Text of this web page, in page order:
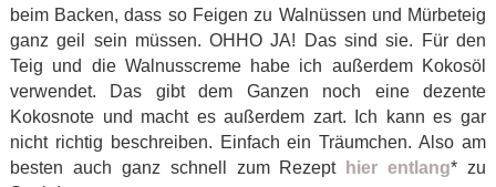
beim Backen, dass so Feigen zu Walnüssen und Mürbeteig
ganz geil sein müssen. OHHO JA! Das sind sie. Für den
Teig und die Walnusscreme habe ich außerdem Kokosöl
verwendet. Das gibt dem Ganzen noch eine dezente
Kokosnote und macht es außerdem zart. Ich kann es gar
nicht richtig beschreiben. Einfach ein Träumchen. Also am
besten auch ganz schnell zum Rezept
hier entlang* zu